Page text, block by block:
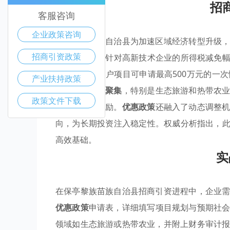
招
保亭黎族苗族自治县为加速区域经济转型升级
为突出，例如针对高新技术企业的所得税减免
盖广泛，新落户项目可申请最高500万元的一
培育优势产业聚集 ，特别是生态旅游和热带农
和人才引进奖励。 优惠政策还融入了动态调整
向，为长期投资注入稳定性。权威分析指出，
高效基础。
在保亭黎族苗族自治县招商引资进程中，企业
优惠政策申请表，详细填写项目规划与预期社
领域如生态旅游或热带农业，并附上财务审计
客服咨询
企业政策咨询
招商引资政策
产业扶持政策
政策文件下载